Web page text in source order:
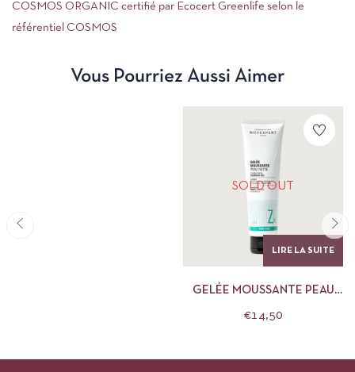
COSMOS ORGANIC certifié par Ecocert Greenlife selon le
référentiel COSMOS
Vous Pourriez Aussi Aimer
SOLD OUT
LIRE LA SUITE
GELÉE MOUSSANTE PEAU
€14,50